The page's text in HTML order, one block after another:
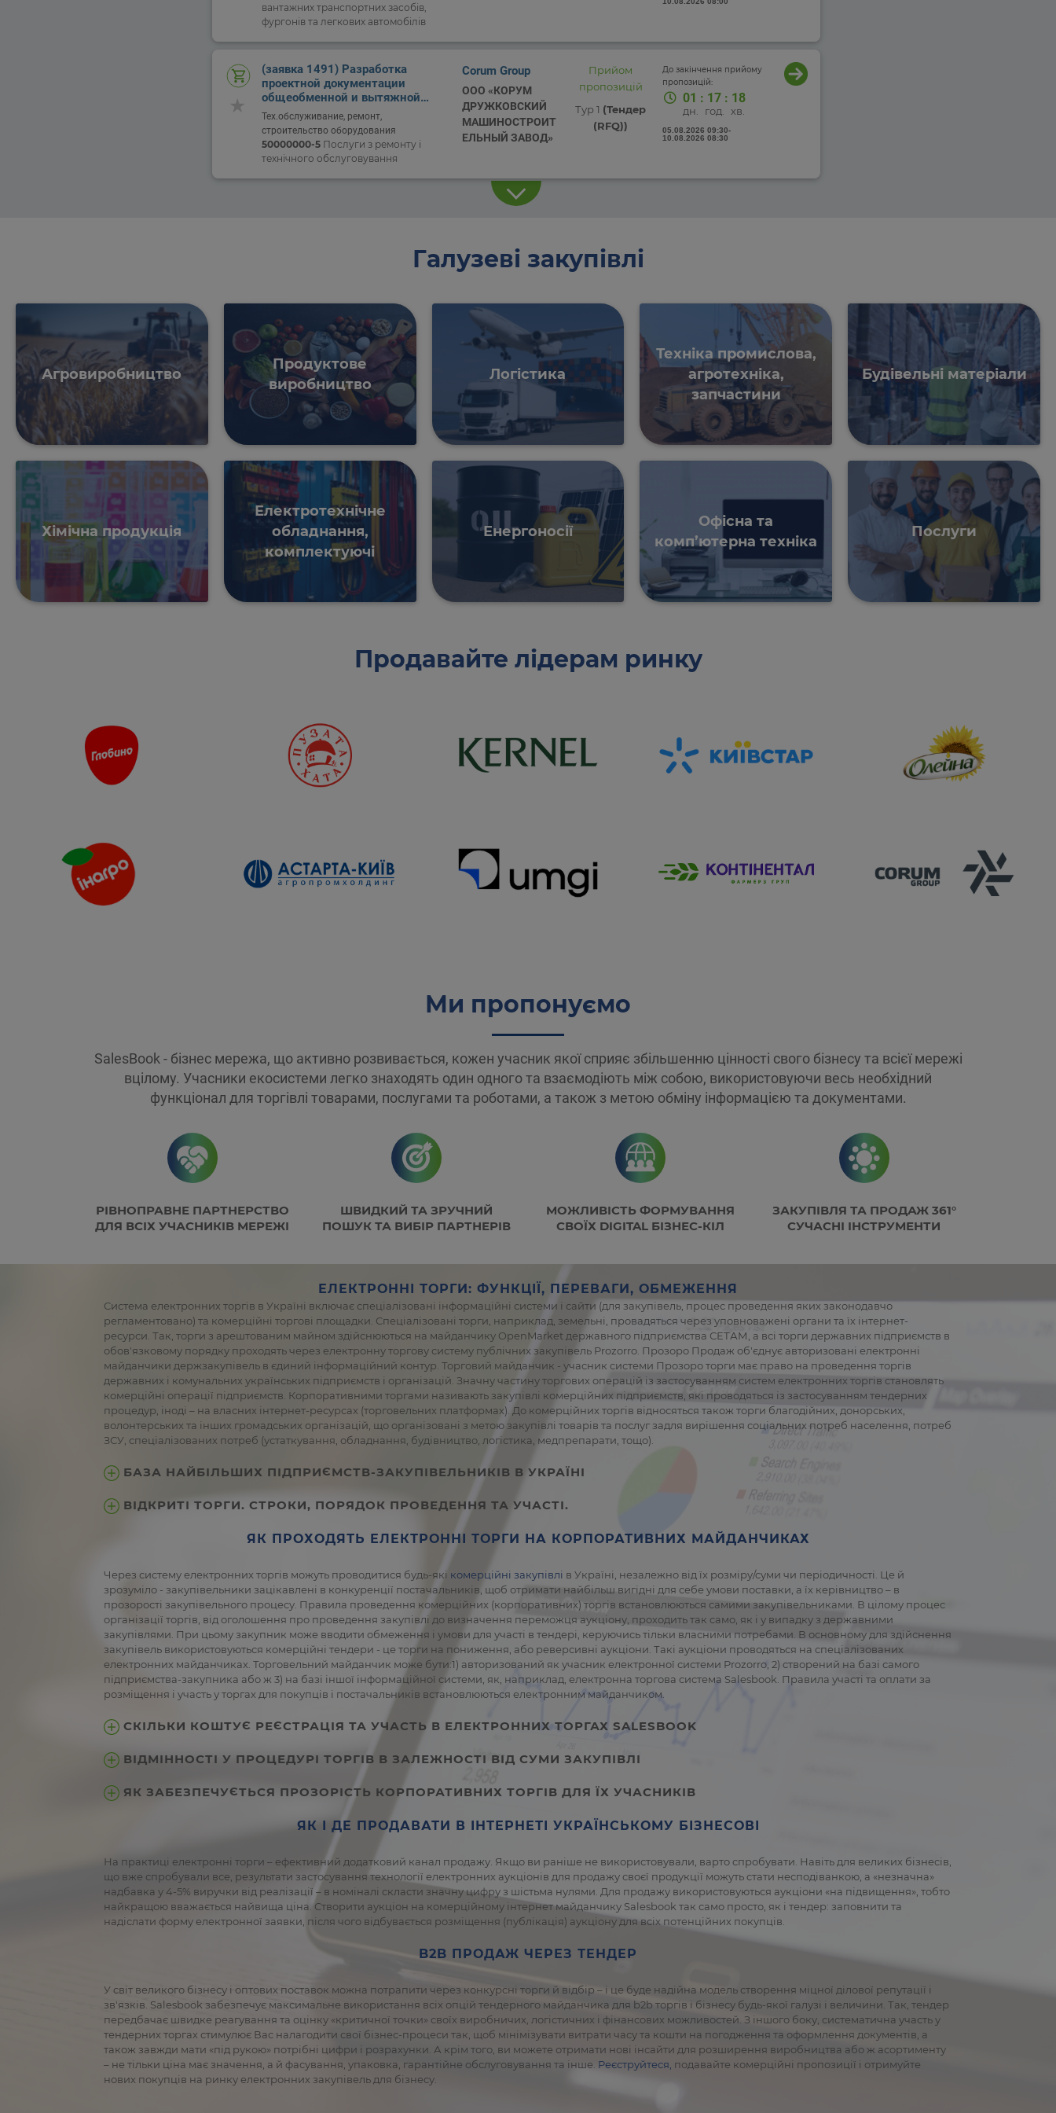
вантажних транспортних засобів,
фургонів та легкових автомобілів
(заявка 1491) Разработка
проектной документации
общеобменной и вытяжной
вентиляции
Тех.обслуживание, ремонт,
строительство оборудования
50000000-5 Послуги з ремонту і
технічного обслуговування
Corum Group
ООО «КОРУМ
ДРУЖКОВСКИЙ
МАШИНОСТРОИТ
ЕЛЬНЫЙ ЗАВОД»
Прийом
пропозицій
Тур 1 (Тендер
(RFQ))
До закінчення прийому
пропозицій:
01 : 17 : 18
дн. год. хв.
05.08.2026 09:30-
10.08.2026 08:30
Галузеві закупівлі
Агровиробництво
Продуктове
виробництво
Логістика
Техніка промислова,
агротехніка,
запчастини
Будівельні матеріали
Хімічна продукція
Електротехнічне
обладнання,
комплектуючі
Енергоносії
Офісна та
комп’ютерна техніка
Послуги
Продавайте лідерам ринку
Ми пропонуємо
SalesBook - бізнес мережа, що активно розвивається, кожен учасник якої сприяє збільшенню цінності свого бізнесу та всієї мережі
вцілому. Учасники екосистеми легко знаходять один одного та взаємодіють між собою, використовуючи весь необхідний
функціонал для торгівлі товарами, послугами та роботами, а також з метою обміну інформацією та документами.
РІВНОПРАВНЕ ПАРТНЕРСТВО
ДЛЯ ВСІХ УЧАСНИКІВ МЕРЕЖІ
ШВИДКИЙ ТА ЗРУЧНИЙ
ПОШУК ТА ВИБІР ПАРТНЕРІВ
МОЖЛИВІСТЬ ФОРМУВАННЯ
СВОЇХ DIGITAL БІЗНЕС-КІЛ
ЗАКУПІВЛЯ ТА ПРОДАЖ 361°
СУЧАСНІ ІНСТРУМЕНТИ
ЕЛЕКТРОННІ ТОРГИ: ФУНКЦІЇ, ПЕРЕВАГИ, ОБМЕЖЕННЯ
Система електронних торгів в Україні включає спеціалізовані інформаційні системи і сайти (для закупівель, процес проведення яких законодавчо
регламентовано) та комерційні торгові площадки. Спеціалізовані торги, наприклад, земельні, провадяться через уповноважені органи та їх інтернет-
ресурси. Так, торги з арештованим майном здійснюються на майданчику OpenMarket державного підприємства СЕТАМ, а всі торги державних підприємств в
обов'язковому порядку проходять через електронну торгову систему публічних закупівель Prozorro. Прозоро Продаж об'єднує авторизовані електронні
майданчики держзакупівель в єдиний інформаційний контур. Торговий майданчик - учасник системи Прозоро торги має право на проведення торгів
державних і комунальних українських підприємств і організацій. Значну частину торгових операцій із застосуванням систем електронних торгів становлять
комерційні операції підприємств. Корпоративними торгами називають закупівлі комерційних підприємств, які проводяться із застосуванням тендерних
процедур, іноді – на власних інтернет-ресурсах (торговельних платформах). До комерційних торгів відносяться також торги благодійних, донорських,
волонтерських та інших громадських організацій, що організовані з метою закупівлі товарів та послуг задля вирішення соціальних потреб населення, потреб
ЗСУ, спеціалізованих потреб (устаткування, обладнання, будівництво, логістика, медпрепарати, тощо).
БАЗА НАЙБІЛЬШИХ ПІДПРИЄМСТВ-ЗАКУПІВЕЛЬНИКІВ В УКРАЇНІ
ВІДКРИТІ ТОРГИ. СТРОКИ, ПОРЯДОК ПРОВЕДЕННЯ ТА УЧАСТІ.
ЯК ПРОХОДЯТЬ ЕЛЕКТРОННІ ТОРГИ НА КОРПОРАТИВНИХ МАЙДАНЧИКАХ
Через систему електронних торгів можуть проводитися будь-які комерційні закупівлі в Україні, незалежно від їх розміру/суми чи періодичності. Це й
зрозуміло - закупівельники зацікавлені в конкуренції постачальників, щоб отримати найбільш вигідні для себе умови поставки, а їх керівництво – в
прозорості закупівельного процесу. Правила проведення комерційних (корпоративних) торгів встановлюються самими закупівельниками. В цілому процес
організації торгів, від оголошення про проведення закупівлі до визначення переможця аукціону, проходить так само, як і у випадку з державними
закупівлями. При цьому закупник може вводити обмеження і умови для участі в тендері, керуючись тільки власними потребами. В основному для здійснення
закупівель використовуються комерційні тендери - це торги на пониження, або реверсивні аукціони. Такі аукціони проводяться на спеціалізованих
електронних майданчиках. Торговельний майданчик може бути:1) авторизований як учасник електронної системи Prozorro, 2) створений на базі самого
підприємства-закупника або ж 3) на базі іншої інформаційної системи, як, наприклад, електронна торгова система Salesbook. Правила участі та оплати за
розміщення і участь у торгах для покупців і постачальників встановлюються електронним майданчиком.
СКІЛЬКИ КОШТУЄ РЕЄСТРАЦІЯ ТА УЧАСТЬ В ЕЛЕКТРОННИХ ТОРГАХ SALESBOOK
ВІДМІННОСТІ У ПРОЦЕДУРІ ТОРГІВ В ЗАЛЕЖНОСТІ ВІД СУМИ ЗАКУПІВЛІ
ЯК ЗАБЕЗПЕЧУЄТЬСЯ ПРОЗОРІСТЬ КОРПОРАТИВНИХ ТОРГІВ ДЛЯ ЇХ УЧАСНИКІВ
ЯК І ДЕ ПРОДАВАТИ В ІНТЕРНЕТІ УКРАЇНСЬКОМУ БІЗНЕСОВІ
На практиці електронні торги – ефективний додатковий канал продажу. Якщо ви раніше не використовували, варто спробувати. Навіть для великих бізнесів,
що вже спробували все, результати застосування технології електронних аукціонів для продажу своєї продукції можуть стати несподіванкою, а «незначна»
надбавка у 4-5% виручки від реалізації – в номіналі скласти значну цифру з шістьма нулями. Для продажу використовуються аукціони «на підвищення», тобто
найкращою вважається найвища ціна. Створити аукціон на комерційному інтернет майданчику Salesbook так само просто, як і тендер: заповнити та
надіслати форму електронної заявки, після чого відбувається розміщення (публікація) аукціону для всіх потенційних покупців.
B2B ПРОДАЖ ЧЕРЕЗ ТЕНДЕР
У світ великого бізнесу і оптових поставок можна потрапити через конкурсні торги й відбір – і це буде надійна модель створення міцної ділової репутації і
зв'язків. Salesbook забезпечує максимальне використання всіх опцій тендерного майданчика для b2b торгів і бізнесу будь-якої галузі і величини. Так, тендер
передбачає швидке реагування та оцінку «критичної точки» своїх виробничих, логістичних і фінансових можливостей. З іншого боку, систематична участь у
тендерних торгах стимулює Вас налагодити свої бізнес-процеси так, щоб мінімізувати витрати часу та кошти на погодження та оформлення документів, а
також завжди мати «під рукою» потрібні цифри і розрахунки. А крім того, ви можете отримати нові інсайти для розширення виробництва або ж асортименту
– не тільки ціна має значення, а й фасування, упаковка, гарантійне обслуговування та інше. Реєструйтеся, подавайте комерційні пропозиції і отримуйте
нових покупців на ринку електронних закупівель для бізнесу.